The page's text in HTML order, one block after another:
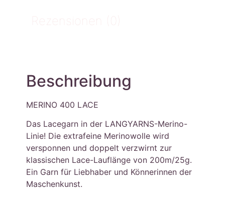
Rezensionen (0)
Beschreibung
MERINO 400 LACE
Das Lacegarn in der LANGYARNS-Merino-
Linie! Die extrafeine Merinowolle wird
versponnen und doppelt verzwirnt zur
klassischen Lace-Lauflänge von 200m/25g.
Ein Garn für Liebhaber und Könnerinnen der
Maschenkunst.